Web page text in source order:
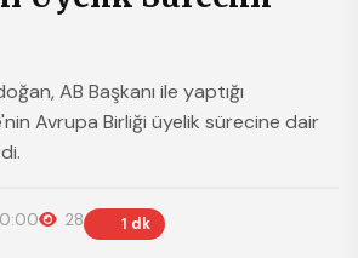
AB Başkanı ile yaptığı
Avrupa Birliği üyelik sürecine dair
28 1 dk